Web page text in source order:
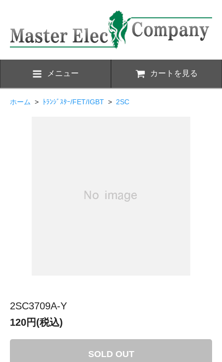
メニュー カートを見る
ホーム > ﾄﾗﾝｼﾞｽﾀｰ/FET/IGBT > 2SC
2SC3709A-Y
120円(税込)
SOLD OUT